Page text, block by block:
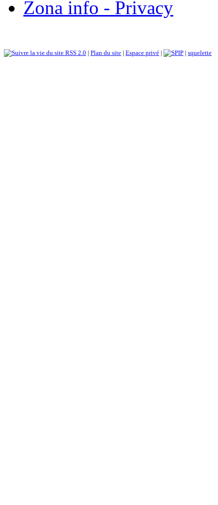
Zona info - Privacy
RSS 2.0 | Plan du site | Espace privé | | squelette